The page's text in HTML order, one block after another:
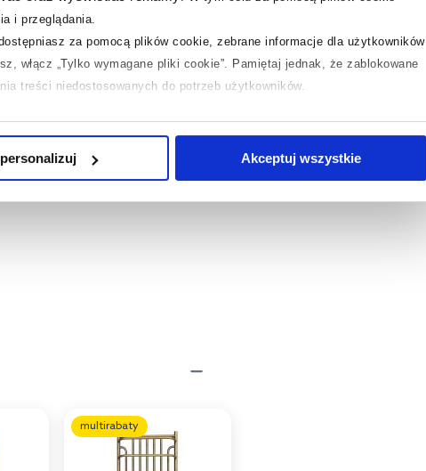
i przeglądania.
za pomocą plików cookie, zebrane informacje dla użytkowników
włącz „Tylko wymagane pliki cookie”. Pamiętaj jednak, że zablokowane
treści niedostosowanych do potrzeb użytkowników.
zakładek „Informacje o plikach cookie”.Akceptuj wszystkie
multirabaty